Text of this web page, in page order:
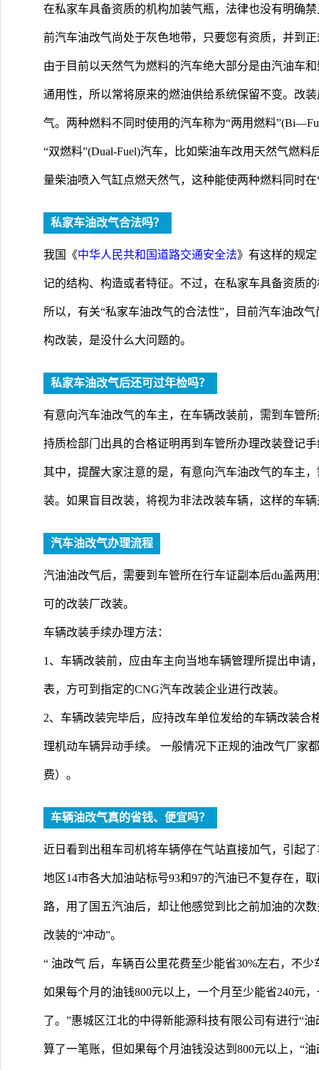
在私家车具备资质的机构加装气瓶，法律也没有明确
前汽车油改气尚处于灰色地带，只要您有资质，并到
由于目前以天然气为燃料的汽车绝大部分是由汽油车
通用性，所以常将原来的燃油供给系统保留不变。改
气。两种燃料不同时使用的汽车称为“两用燃料
“双燃料”(Dual-Fuel)汽车，比如柴油车改用天然气燃
量柴油喷入气缸点燃天然气，这种能使两种燃料同时
私家车油改气合法吗？
我国《中华人民共和国道路交通安全法》有这样的规
记的结构、构造或者特征。不过，在私家车具备资质
所以，有关“私家车油改气的合法性”，目前汽车油改
构改装，是没什么大问题的。
私家车油改气后还可过年检吗？
有意向汽车油改气的车主，在车辆改装前，需到车管
持质检部门出具的合格证明再到车管所办理改装登记
其中，提醒大家注意的是，有意向汽车油改气的车主
装。如果盲目改装，将视为非法改装车辆，这样的车
汽车油改气办理流程
汽油油改气后，需要到车管所在行车证副本后du盖两
可的改装厂改装。
车辆改装手续办理方法：
1、车辆改装前，应由车主向当地车辆管理所提出申请
表，方可到指定的CNG汽车改装企业进行改装。
2、车辆改装完毕后，应持改车单位发给的车辆改装
理机动车辆异动手续。 一般情况下正规的油改气厂家
费）。
车辆油改气真的省钱、便宜吗？
近日看到出租车司机将车辆停在气站直接加气，引起
地区14市各大加油站标号93和97的汽油已不复存在，
路，用了国五汽油后，却让他感觉到比之前加油的次
改装的“冲动”。
“ 油改气 后，车辆百公里花费至少能省30%左右，不
如果每个月的油钱800元以上，一个月至少能省240元
了。”惠城区江北的中得新能源科技有限公司有进行“
算了一笔账，但如果每个月油钱没达到800元以上，“